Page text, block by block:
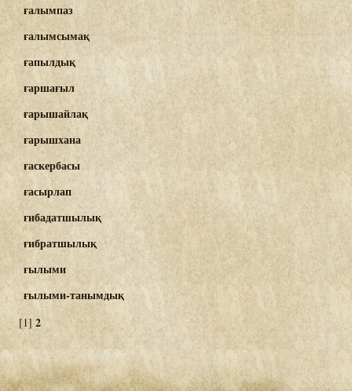
ғалымпаз
ғалымсымақ
ғапылдық
ғаршағыл
ғарышайлақ
ғарышхана
ғаскербасы
ғасырлап
ғибадатшылық
ғибратшылық
ғылыми
ғылыми-танымдық
[1] 2